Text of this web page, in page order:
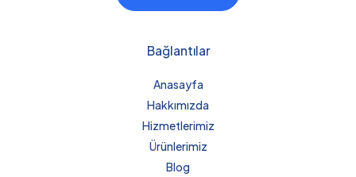
Bağlantılar
Anasayfa
Hakkımızda
Hizmetlerimiz
Ürünlerimiz
Blog